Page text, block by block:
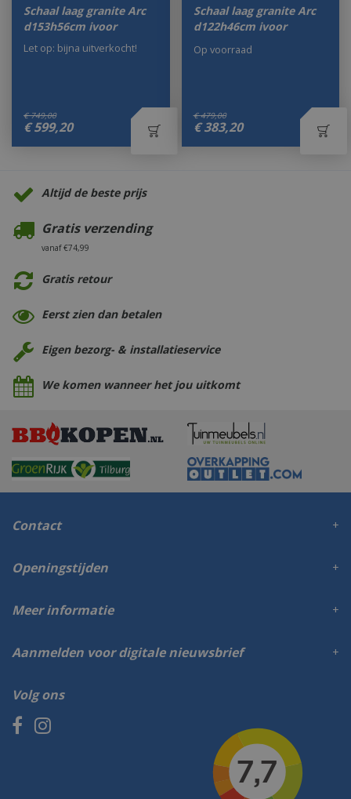
Schaal laag granite Arc
d153h56cm ivoor
€ 749,00
€ 599,20
Let op: bijna uitverkocht!
Schaal laag granite Arc
d122h46cm ivoor
€ 479,00
€ 383,20
Op voorraad
Altijd de beste prijs
Gratis verzending
vanaf €74,99
Gratis retour
Eerst zien dan betalen
Eigen bezorg- & installatieservice
We komen wanneer het jou uitkomt
Contact
Volg ons
Openingstijden
Meer informatie
Aanmelden voor digitale nieuwsbrief